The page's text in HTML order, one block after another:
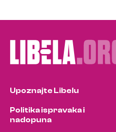
Upoznajte Libelu
Politika ispravaka i
nadopuna